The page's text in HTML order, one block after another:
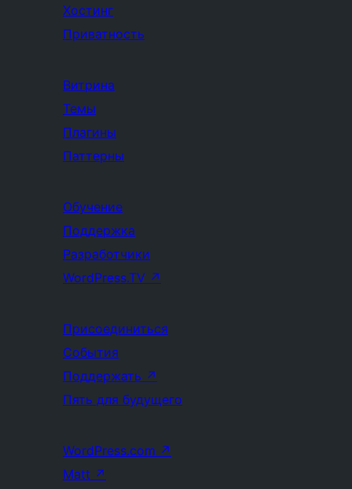
Хостинг
Приватность
Витрина
Темы
Плагины
Паттерны
Обучение
Поддержка
Разработчики
WordPress.TV ↗
Присоединиться
События
Поддержать ↗
Пять для будущего
WordPress.com ↗
Matt ↗